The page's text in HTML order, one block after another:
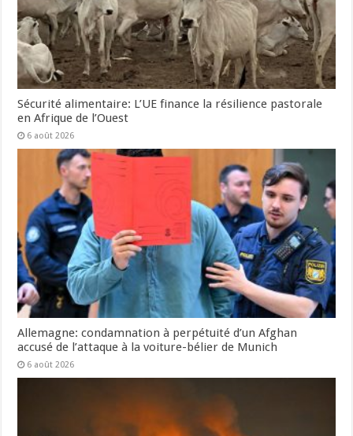
Sécurité alimentaire: L’UE finance la résilience pastorale
en Afrique de l’Ouest
6 août 2026
Allemagne: condamnation à perpétuité d’un Afghan
accusé de l’attaque à la voiture-bélier de Munich
6 août 2026